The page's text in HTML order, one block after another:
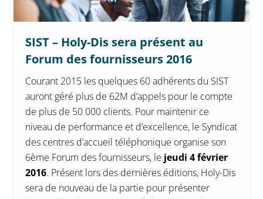
SIST – Holy-Dis sera présent au
Forum des fournisseurs 2016
Courant 2015 les quelques 60 adhérents du SIST
auront géré plus de 62M d’appels pour le compte
de plus de 50 000 clients. Pour maintenir ce
niveau de performance et d’excellence, le Syndicat
des centres d’accueil téléphonique organise son
6ème Forum des fournisseurs, le jeudi 4 février
2016. Présent lors des dernières éditions, Holy-Dis
sera de nouveau de la partie pour présenter